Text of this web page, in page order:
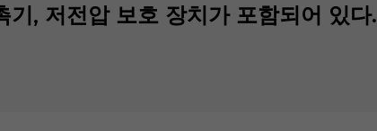
, 저전압 보호 장치가 포함되어 있다.